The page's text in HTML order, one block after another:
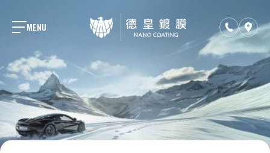
MENU
ABOUT US
關於德皇
JOIN US
加盟計畫
Q&A